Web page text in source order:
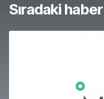
Sıradaki haber